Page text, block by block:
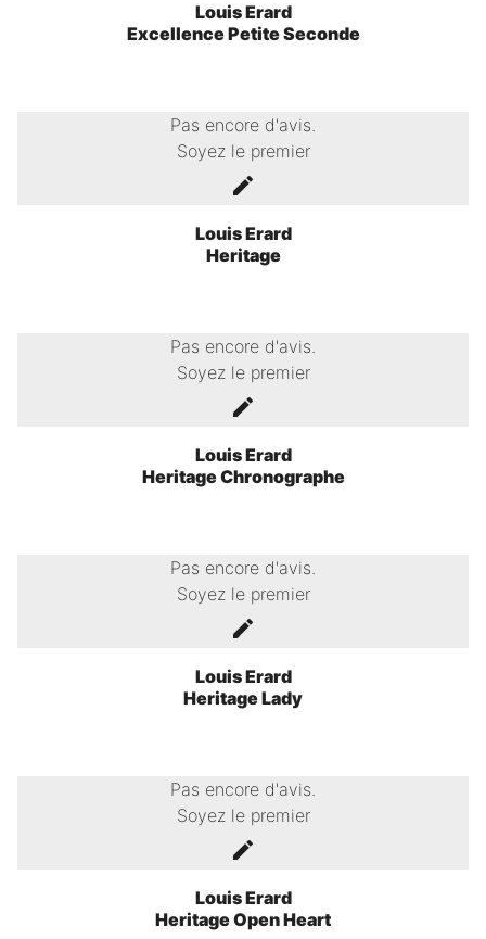
Louis Erard
Excellence Petite Seconde
Pas encore d'avis.
Soyez le premier
Louis Erard
Heritage
Pas encore d'avis.
Soyez le premier
Louis Erard
Heritage Chronographe
Pas encore d'avis.
Soyez le premier
Louis Erard
Heritage Lady
Pas encore d'avis.
Soyez le premier
Louis Erard
Heritage Open Heart